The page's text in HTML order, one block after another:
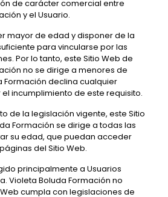
de carácter comercial entre
y el Usuario.
mayor de edad y disponer de la
para vincularse por las
Por lo tanto, este Sitio Web de
no se dirige a menores de
Formación declina cualquier
incumplimiento de este requisito.
de la legislación vigente, este Sitio
Formación se dirige a todas las
su edad, que puedan acceder
del Sitio Web.
principalmente a Usuarios
. Violeta Boluda Formación no
cumpla con legislaciones de